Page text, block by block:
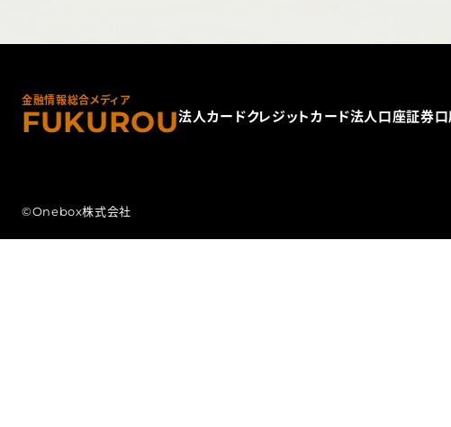
金融情報総合メディア
FUKUROU法人カードクレジットカード法人口座証券口
©Onebox株式会社